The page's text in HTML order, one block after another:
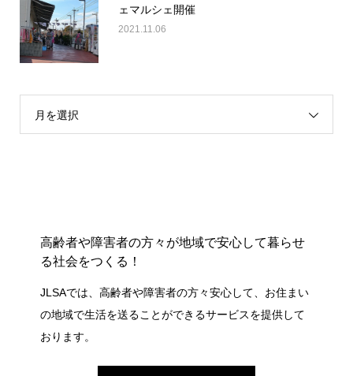
ェマルシェ開催
2021.11.06
月を選択
高齢者や障害者の方々が地域で安心して暮らせ
る社会をつくる！
JLSAでは、高齢者や障害者の方々安心して、お住まい
の地域で生活を送ることができるサービスを提供して
おります。